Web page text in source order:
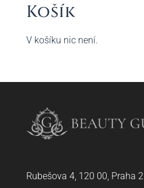
Košík
V košíku nic není.
Rubešova 4, 120 00, Praha 2